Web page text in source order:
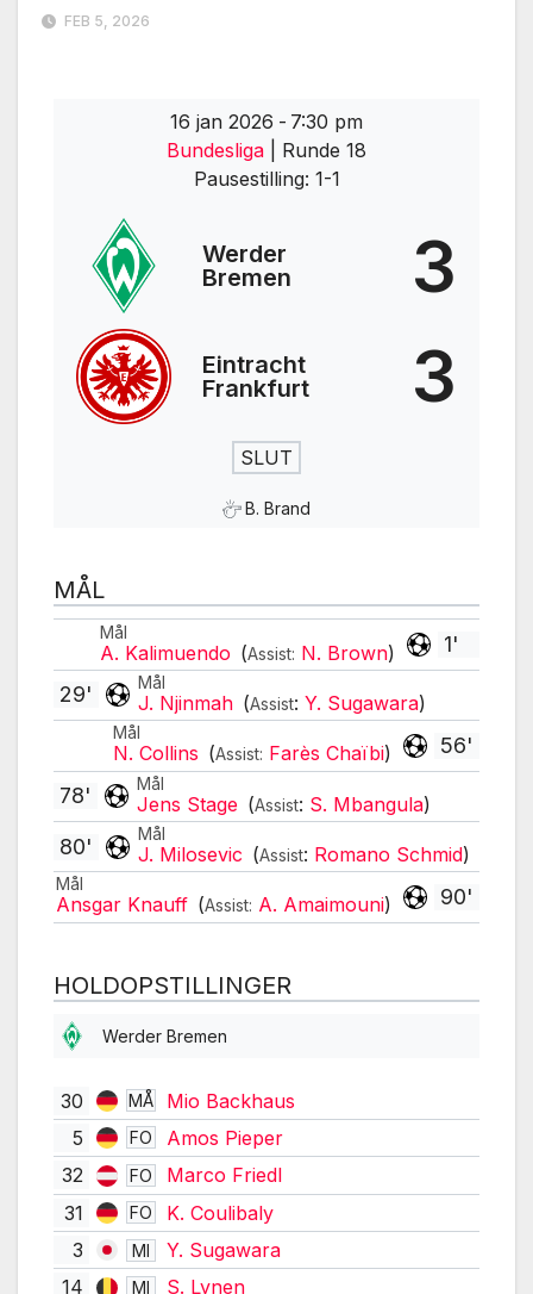
FEB 5, 2026
16 jan 2026 - 7:30 pm
Bundesliga
| Runde 18
Pausestilling: 1-1
Werder
Bremen
3
Eintracht
Frankfurt
3
SLUT
B. Brand
MÅL
1'
Mål
A. Kalimuendo (Assist: N. Brown)
Mål
J. Njinmah (Assist: Y. Sugawara)
29'
56'
Mål
N. Collins (Assist: Farès Chaïbi)
Mål
Jens Stage (Assist: S. Mbangula)
78'
Mål
J. Milosevic (Assist: Romano Schmid)
80'
90'
Mål
Ansgar Knauff (Assist: A. Amaimouni)
HOLDOPSTILLINGER
Werder Bremen
30 MÅ
Mio Backhaus
5
FO
Amos Pieper
32
FO
Marco Friedl
31
FO
K. Coulibaly
3
MI
Y. Sugawara
14
MI
S. Lynen